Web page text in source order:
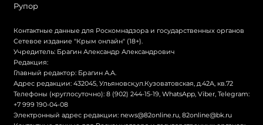
Рупор
Контактные данные для Роскомнадзора и государственных органов
Сетевое издание "Крым онлайн" (18+).
Учредитель: Брагин Александр Александрович
Редакция:
Главный редактор: Брагин А.А.
Адрес редакции: 432045, Ульяновск,ул.Кузоватовская, д.42А, кв.72
Телефоны (круглосуточно): 8 (902) 244-15-19, WhatsApp, Viber, Telegram:
+7 999 190-04-08
Электронный адрес редакции: news@82online.ru, 82online@bk.ru